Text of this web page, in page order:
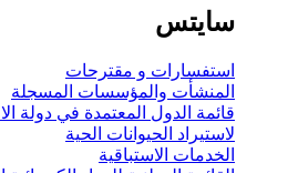
سايتس
استفسارات و مقترحات
المنشأت والمؤسسات المسجلة
قائمة الدول المعتمدة في دولة
لاستيراد الحيوانات الحية
الخدمات الاستباقية